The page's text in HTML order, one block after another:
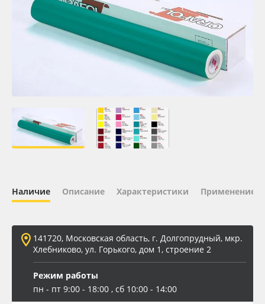
Oracal 641
ПЭТ бэклит
Баннер
Заготовки для сувениров
Наличие Описание Характеристики Применение
141720, Московская область, г. Долгопрудный, мкр.
Хлебниково, ул. Горького, дом 1, строение 2
Режим работы
пн - пт 9:00 - 18:00 , сб 10:00 - 14:00